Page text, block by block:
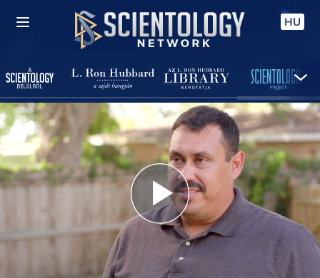
HU
Play
Video